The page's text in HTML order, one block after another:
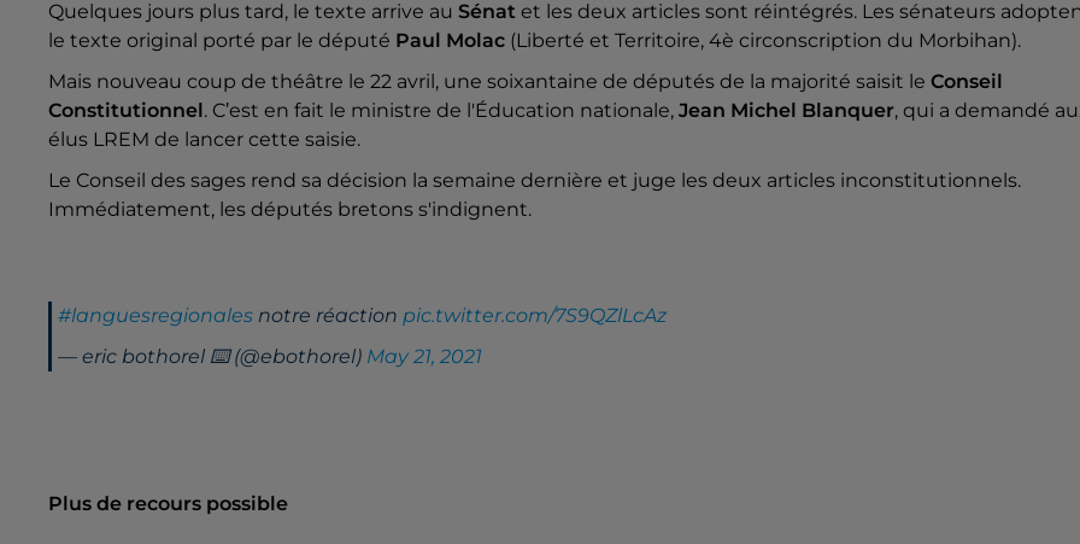
Quelques jours plus tard, le texte arrive au Sénat et les deux articles sont réintégrés. Les sénateurs
le texte original porté par le député Paul Molac (Liberté et Territoire, 4è circonscription du Morbihan).
Mais nouveau coup de théâtre le 22 avril, une soixantaine de députés de la majorité saisit le Conseil
Constitutionnel. C’est en fait le ministre de l'Éducation nationale, Jean Michel Blanquer, qui a demandé
élus LREM de lancer cette saisie.
Le Conseil des sages rend sa décision la semaine dernière et juge les deux articles inconstitutionnels.
Immédiatement, les députés bretons s'indignent.
#languesregionales notre réaction pic.twitter.com/7S9QZlLcAz
— eric bothorel ⌨️ (@ebothorel) May 21, 2021
Plus de recours possible